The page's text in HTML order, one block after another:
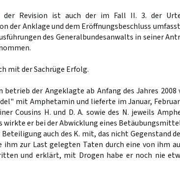
der Revision ist auch der im Fall II. 3. der
der Anklage und dem Eröffnungsbeschluss
des Generalbundesanwalts in seiner
mit der Sachrüge Erfolg.
betrieb der Angeklagte ab Anfang des Jahres 2008
mit Amphetamin und lieferte im Januar,
Cousins H. und D. A. sowie des N. jeweils
wirkte er bei der Abwicklung eines
auch des K. mit, das nicht Gegenstand
ihm zur Last gelegten Taten durch eine von ihm
und erklärt, mit Drogen habe er noch nie